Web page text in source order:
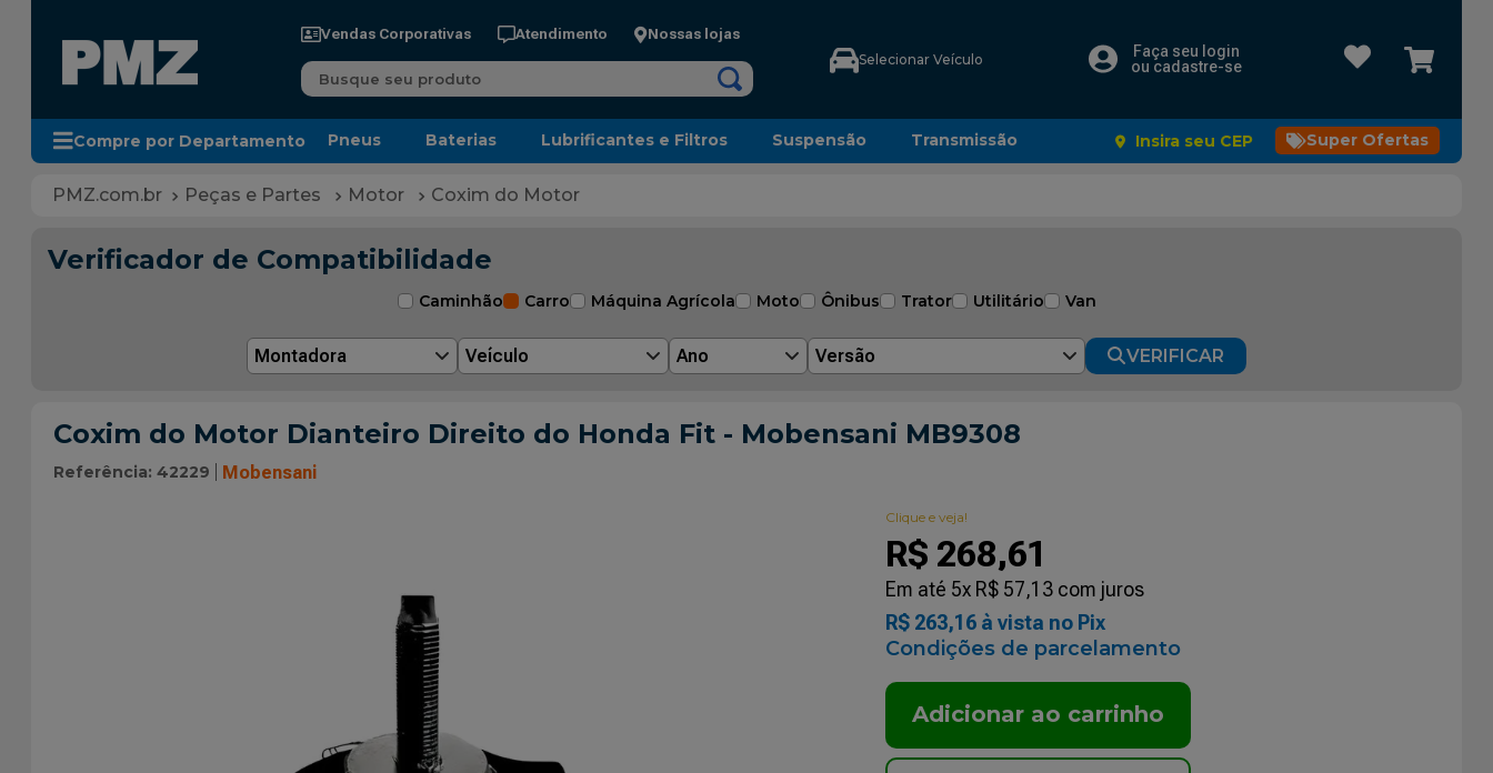
Vendas Corporativas Atendimento Nossas lojas
Busque seu produto Selecionar Veículo
Faça seu login
ou cadastre-se
Compre por Departamento Pneus Baterias Lubrificantes e Filtros Suspensão Transmissão Insira seu CEP Super Ofertas
Peças e Partes Motor Coxim do Motor
Verificador de Compatibilidade
Caminhão Carro Máquina Agrícola Moto Ônibus Trator Utilitário Van
Montadora Veículo Ano Versão VERIFICAR
Coxim do Motor Dianteiro Direito do Honda Fit - Mobensani MB9308
Referência: 42229 Mobensani
Clique e veja!
R$ 268,61
Em até 5x R$ 57,13com juros
R$ 263,16à vista no Pix
Condições de parcelamento
Adicionar ao carrinho